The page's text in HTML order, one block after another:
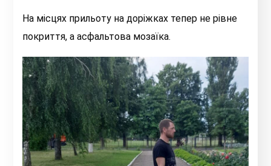
На місцях прильоту на доріжках тепер не рівне
покриття, а асфальтова мозаїка.